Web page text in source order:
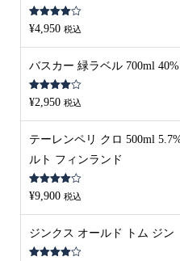
5段階中
4.00の評
¥4,950 税込
バスカー 緑ラベル 700ml 40%
5段階中
4.00の評
¥2,950 税込
テーレンペリ クロ 500ml
ルト フィンランド
5段階中
4.00の評
¥9,900 税込
ジンクス オールド トム ジン